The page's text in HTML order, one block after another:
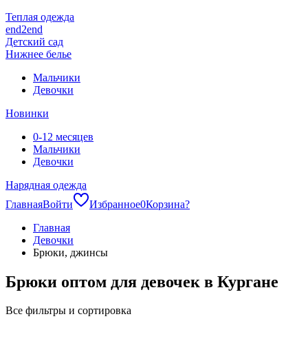
Теплая одежда
end2end
Детский сад
Нижнее белье
Мальчики
Девочки
Новинки
0-12 месяцев
Мальчики
Девочки
Нарядная одежда
ГлавнаяВойти Избранное0Корзина?
Главная
Девочки
Брюки, джинсы
Брюки оптом для девочек в Кургане
Все фильтры и сортировка